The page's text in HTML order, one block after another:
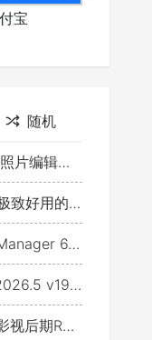
宝
随机
(Win&Mac)
频下载利器
持下载各类网站视音频
Resolve/Nukex等)
件 (Win&Mac&Linux)